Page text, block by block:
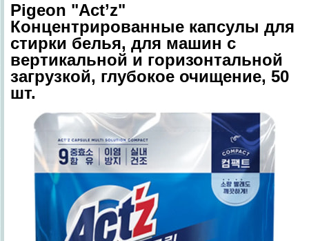
Pigeon "Act’z"
Концентрированные капсулы для
стирки белья, для машин с
вертикальной и горизонтальной
загрузкой, глубокое очищение, 50
шт.